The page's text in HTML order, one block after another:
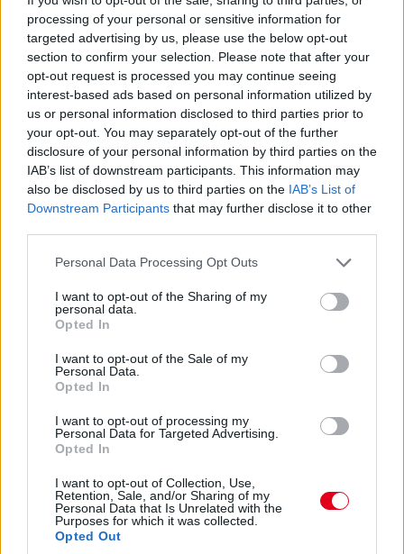
processing of your personal or sensitive information for
targeted advertising by us, please use the below opt-out
section to confirm your selection. Please note that after your
opt-out request is processed you may continue seeing
interest-based ads based on personal information utilized by
us or personal information disclosed to third parties prior to
your opt-out. You may separately opt-out of the further
disclosure of your personal information by third parties on the
IAB’s list of downstream participants. This information may
also be disclosed by us to third parties on the IAB’s List of
Downstream Participants that may further disclose it to other
Please note that this website/app uses one or more Google
not limited to your visit or usage behaviour. You may click to
grant or deny consent to Google and its third-party tags to
use your data for below specified purposes in below Google
consent section.
Personal Data Processing Opt Outs
I want to opt-out of the Sharing of my
personal data.
Opted In
I want to opt-out of the Sale of my
Personal Data.
Opted In
I want to opt-out of processing my
Personal Data for Targeted Advertising.
Opted In
I want to opt-out of Collection, Use,
Retention, Sale, and/or Sharing of my
Personal Data that Is Unrelated with the
Purposes for which it was collected.
Opted Out
17:43
Alig negyedóra maradt a kezdésig, a pályán zajló
eseményeketinnentől élő közvetítésünkben követhetitek, itt.
Max Verstappen időmérős műszaki hibájával és Charles
startoló futam rajtrácsa: